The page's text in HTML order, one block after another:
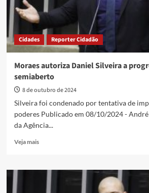
Cidades Reporter Cidadão
Moraes autoriza Daniel Silveira a
semiaberto
8 de outubro de 2024
Silveira foi condenado por tentativa de
poderes Publicado em 08/10/2024 -
da Agência...
Veja maisRead
Moraes
autoriza
Daniel